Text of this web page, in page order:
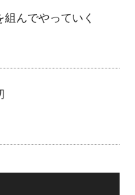
んでやっていく